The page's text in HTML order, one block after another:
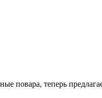
повара, теперь